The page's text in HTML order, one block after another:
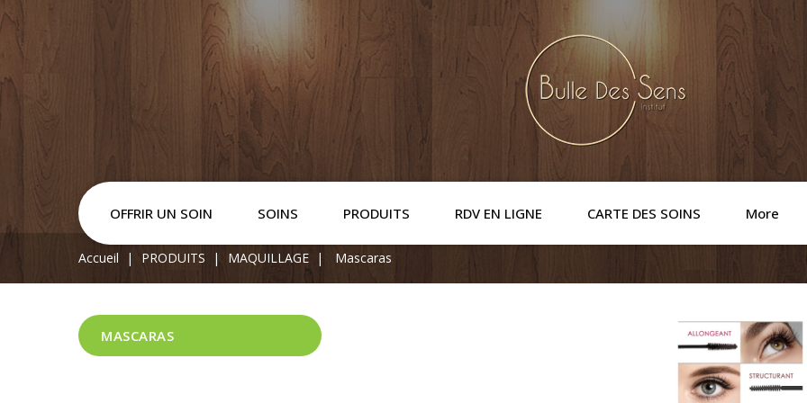
OFFRIR UN SOIN SOINS PRODUITS RDV EN LIGNE CARTE DES SOINS More
Accueil PRODUITS MAQUILLAGE Mascaras
MASCARAS